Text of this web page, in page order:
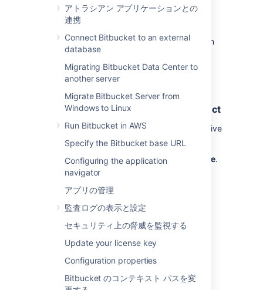
アトラシアン アプリケーションとの
連携
Connect Bitbucket to an external
database
Migrating Bitbucket Data Center to
another server
Migrate Bitbucket Server from
Windows to Linux
Run Bitbucket in AWS
Specify the Bitbucket base URL
Configuring the application
navigator
アプリの管理
監査ログの表示と設定
セキュリティ上の脅威を監視する
Update your license key
Configuration properties
Bitbucket のコンテキスト パスを変
add up. For example, if an older pull request
has not had any activity
time, it will be declined.By default, the option
is on and set to 4 weeks. This period of
inactivity can be overwritten for projects and
repositories.
Automatically decline inactive pull
requests for all repositories in a project
To configure the automatic declining of inactive
pull requests in a project:
SelectProject settings>Auto-decline.
Select the
check-box to enable it.
request will be automatically declined
from1, 2, 4
, 8, or 12 weeks.
Automatically decline inactive pull
requests for a repository